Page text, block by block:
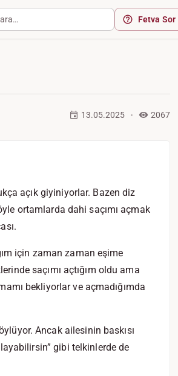
Fetva Sor
13.05.2025 2067
açık giyiniyorlar. Bazen diz
ortamlarda dahi saçımı açmak
için zaman zaman eşime
saçımı açtığım oldu ama
bekliyorlar ve açmadığımda
Ancak ailesinin baskısı
gibi telkinlerde de